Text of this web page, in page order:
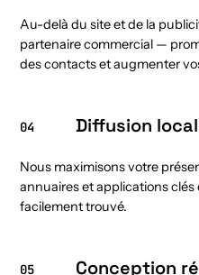
Au-delà du site et de la
partenaire commercial —
des contacts et augmenter
04 Diffusion
Nous maximisons votre
annuaires et applications
facilement trouvé.
05 Conception